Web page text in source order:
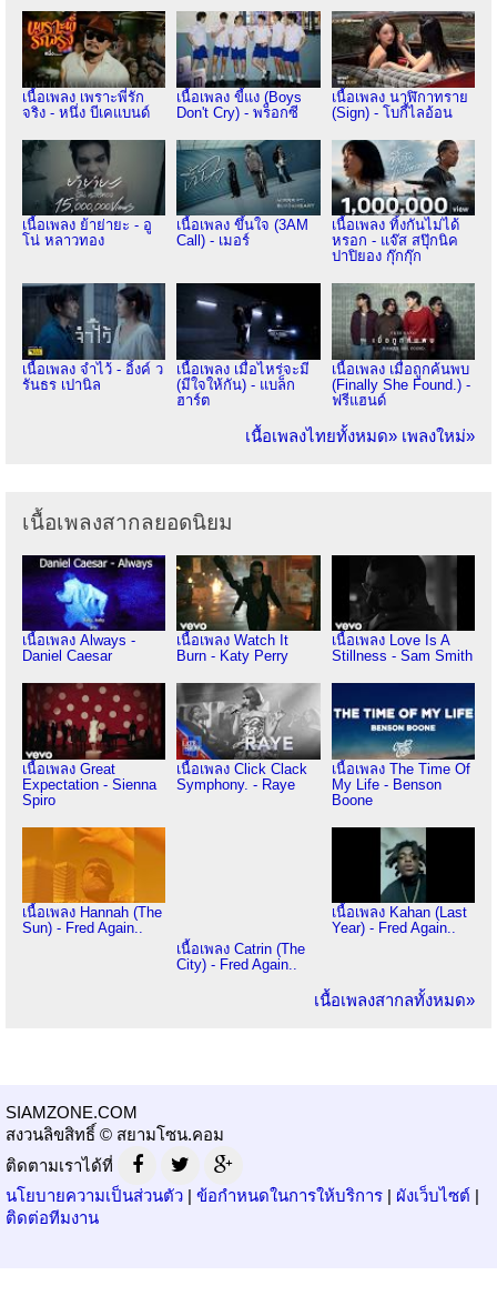
เนื้อเพลง เพราะพี่รัก
จริง - หนึ่ง บีเคแบนด์
เนื้อเพลง ขี้แง (Boys
Don't Cry) - พร็อกซี
เนื้อเพลง นาฬิกาทราย
(Sign) - โบกี้ไลอ้อน
เนื้อเพลง ย้าย่ายะ - อู
โน่ หลาวทอง
เนื้อเพลง ขึ้นใจ (3AM
Call) - เมอร์
เนื้อเพลง ทิ้งกันไม่ได้
หรอก - แจ๊ส สปุ๊กนิค
ปาปิยอง กุ๊กกุ๊ก
เนื้อเพลง จำไว้ - อิ้งค์ ว
รันธร เปานิล
เนื้อเพลง เมื่อไหร่จะมี
(มีใจให้กัน) - แบล็ก
ฮาร์ต
เนื้อเพลง เมื่อถูกค้นพบ
(Finally She Found.) -
ฟรีแฮนด์
เนื้อเพลงไทยทั้งหมด» เพลงใหม่»
เนื้อเพลงสากลยอดนิยม
เนื้อเพลง Always -
Daniel Caesar
เนื้อเพลง Watch It
Burn - Katy Perry
เนื้อเพลง Love Is A
Stillness - Sam Smith
เนื้อเพลง Great
Expectation - Sienna
Spiro
เนื้อเพลง Click Clack
Symphony. - Raye
เนื้อเพลง The Time Of
My Life - Benson
Boone
เนื้อเพลง Hannah (The
Sun) - Fred Again..
เนื้อเพลง Catrin (The
City) - Fred Again..
เนื้อเพลง Kahan (Last
Year) - Fred Again..
เนื้อเพลงสากลทั้งหมด»
SIAMZONE.COM
สงวนลิขสิทธิ์ © สยามโซน.คอม
ติดตามเราได้ที่
นโยบายความเป็นส่วนตัว | ข้อกำหนดในการให้บริการ | ผังเว็บไซต์ |
ติดต่อทีมงาน